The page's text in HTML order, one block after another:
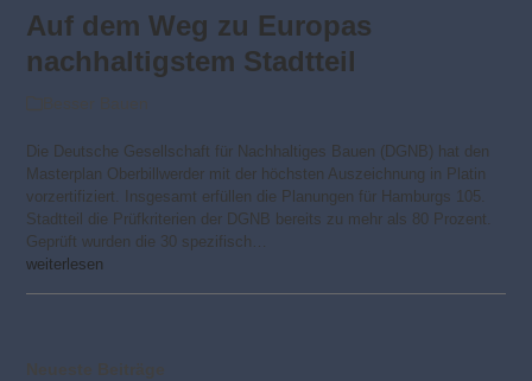
Auf dem Weg zu Europas
nachhaltigstem Stadtteil
Die Deutsche Gesellschaft für Nachhaltiges Bauen (DGNB) hat den
Masterplan Oberbillwerder mit der höchsten Auszeichnung in Platin
vorzertifiziert. Insgesamt erfüllen die Planungen für Hamburgs 105.
Stadtteil die Prüfkriterien der DGNB bereits zu mehr als 80 Prozent.
Geprüft wurden die 30 spezifisch…
weiterlesen